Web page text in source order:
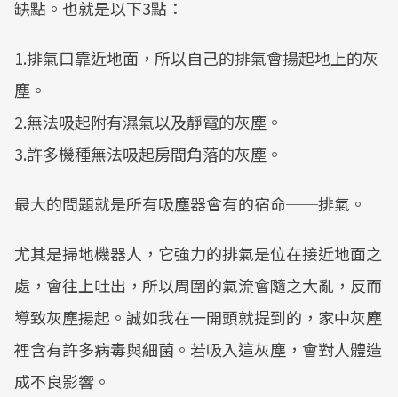
缺點。也就是以下3點：
1.排氣口靠近地面，所以自己的排氣會揚起地上的灰
塵。
2.無法吸起附有濕氣以及靜電的灰塵。
3.許多機種無法吸起房間角落的灰塵。
最大的問題就是所有吸塵器會有的宿命──排氣。
尤其是掃地機器人，它強力的排氣是位在接近地面之
處，會往上吐出，所以周圍的氣流會隨之大亂，反而
導致灰塵揚起。誠如我在一開頭就提到的，家中灰塵
裡含有許多病毒與細菌。若吸入這灰塵，會對人體造
成不良影響。